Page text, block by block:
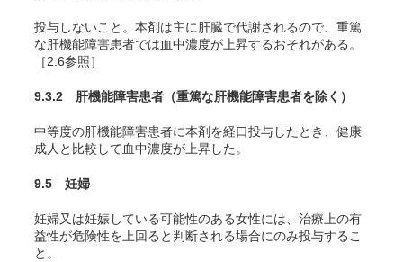
投与しないこと。本剤は主に肝臓で代謝されるので、重篤
な肝機能障害患者では血中濃度が上昇するおそれがある。
［2.6参照］
9.3.2 肝機能障害患者（重篤な肝機能障害患者を除く）
中等度の肝機能障害患者に本剤を経口投与したとき、健康
成人と比較して血中濃度が上昇した。
9.5 妊婦
妊婦又は妊娠している可能性のある女性には、治療上の有
益性が危険性を上回ると判断される場合にのみ投与するこ
と。